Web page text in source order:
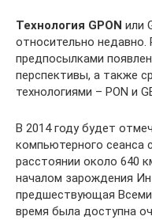
Технология GPON или
относительно недавно.
предпосылками
перспективы, а также
технологиями – PON и
В 2014 году будет
компьютерного сеанса
расстоянии около 640
началом зарождения
предшествующая
время была доступна